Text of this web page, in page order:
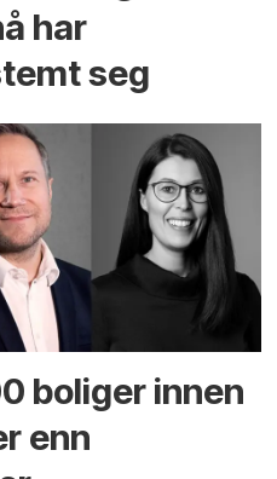
har
seg
boliger innen
enn